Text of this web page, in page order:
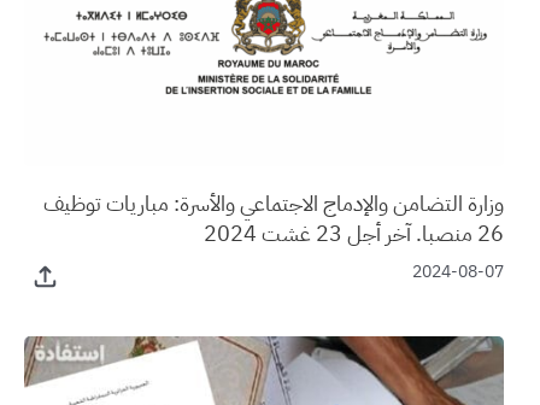
وزارة التضامن والإدماج الاجتماعي والأسرة: مباريات توظيف
26 منصبا. آخر أجل 23 غشت 2024
2024-08-07